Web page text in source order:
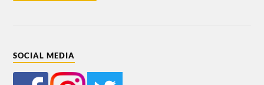
SOCIAL MEDIA